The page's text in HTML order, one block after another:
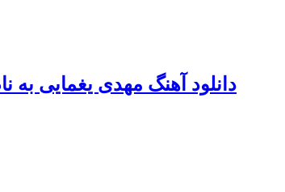
دانلود آهنگ مهدی یغمایی به